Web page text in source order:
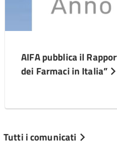
AIFA pubblica il
dei Farmaci in Italia”
Tutti i comunicati